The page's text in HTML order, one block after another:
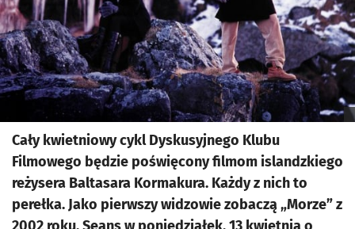
Cały kwietniowy cykl Dyskusyjnego Klubu
Filmowego będzie poświęcony filmom islandzkiego
reżysera Baltasara Kormakura. Każdy z nich to
perełka. Jako pierwszy widzowie zobaczą „Morze” z